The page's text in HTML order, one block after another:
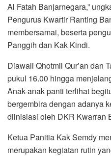
Al Fatah Banjarnegara,”
Pengurus Kwartir Ranting
membersamai, beserta
Panggih dan Kak Kindi.
Diawali Qhotmil Qur’an dan
pukul 16.00 hingga
Anak-anak panti terlihat
bergembira dengan adanya
diinisiasi oleh DKR Kwarran
Ketua Panitia Kak Semdy
merupakan kegiatan rutin